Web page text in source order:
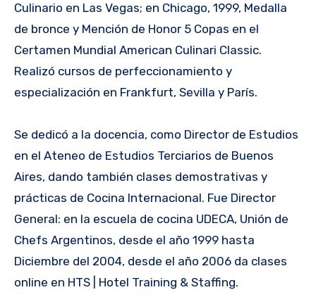
Culinario en Las Vegas; en Chicago, 1999, Medalla
de bronce y Mención de Honor 5 Copas en el
Certamen Mundial American Culinari Classic.
Realizó cursos de perfeccionamiento y
especialización en Frankfurt, Sevilla y París.
Se dedicó a la docencia, como Director de Estudios
en el Ateneo de Estudios Terciarios de Buenos
Aires, dando también clases demostrativas y
prácticas de Cocina Internacional. Fue Director
General: en la escuela de cocina UDECA, Unión de
Chefs Argentinos, desde el año 1999 hasta
Diciembre del 2004, desde el año 2006 da clases
online en HTS | Hotel Training & Staffing.